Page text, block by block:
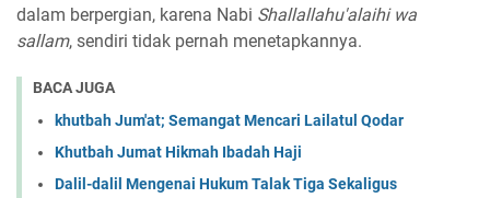
dalam berpergian, karena Nabi Shallallahu'alaihi wa
sallam, sendiri tidak pernah menetapkannya.
BACA JUGA
khutbah Jum'at; Semangat Mencari Lailatul Qodar
Khutbah Jumat Hikmah Ibadah Haji
Dalil-dalil Mengenai Hukum Talak Tiga Sekaligus